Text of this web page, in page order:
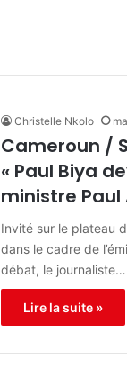
Christelle Nkolo
Cameroun /
« Paul Biya
ministre
Invité sur le plateau
dans le cadre de
débat, le journaliste…
Lire la suite »